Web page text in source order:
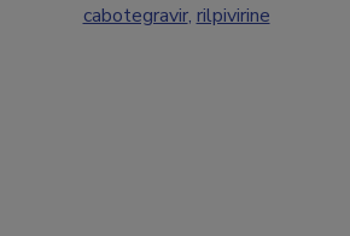
cabotegravir, rilpivirine